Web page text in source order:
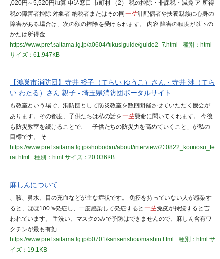
,020円～5,520円加算 申込窓口 市町村 （2） 税の控除・非課税・減免 ア 所得
税の障害者控除 対象者 納税者またはその同 一生計配偶者や扶養親族に心身の
障害がある場合は、次の額の控除を受けられます。 内容 障害の程度が以下の
かたは所得金
https://www.pref.saitama.lg.jp/a0604/fukusiguide/guide2_7.html
種別：html
サイズ：61.947KB
【鴻巣市消防団】寺井 裕子（てらい ゆうこ）さん・寺井 渉（てら
い わたる）さん 親子 - 埼玉県消防団ポータルサイト
も教室という場で、消防団として防災教室を数回開催させていただく機会が
あります。その都度、子供たちは私の話を一生懸命に聞いてくれます。 今後
も防災教室を続けることで、「子供たちの防災力を高めていくこと」が私の
目標です。 そ
https://www.pref.saitama.lg.jp/shobodan/about/interview/230822_kounosu_te
rai.html
種別：html サイズ：20.036KB
麻しんについて
、咳、鼻水、目の充血などが主な症状です。 免疫を持っていない人が感染す
ると、ほぼ100％発症し、一度感染して発症すると 一生免疫が持続すると言
われています。 手洗い、マスクのみで予防はできませんので、麻しん含有ワ
クチンが最も有効
https://www.pref.saitama.lg.jp/b0701/kansenshou/mashin.html
種別：html サ
イズ：19.1KB